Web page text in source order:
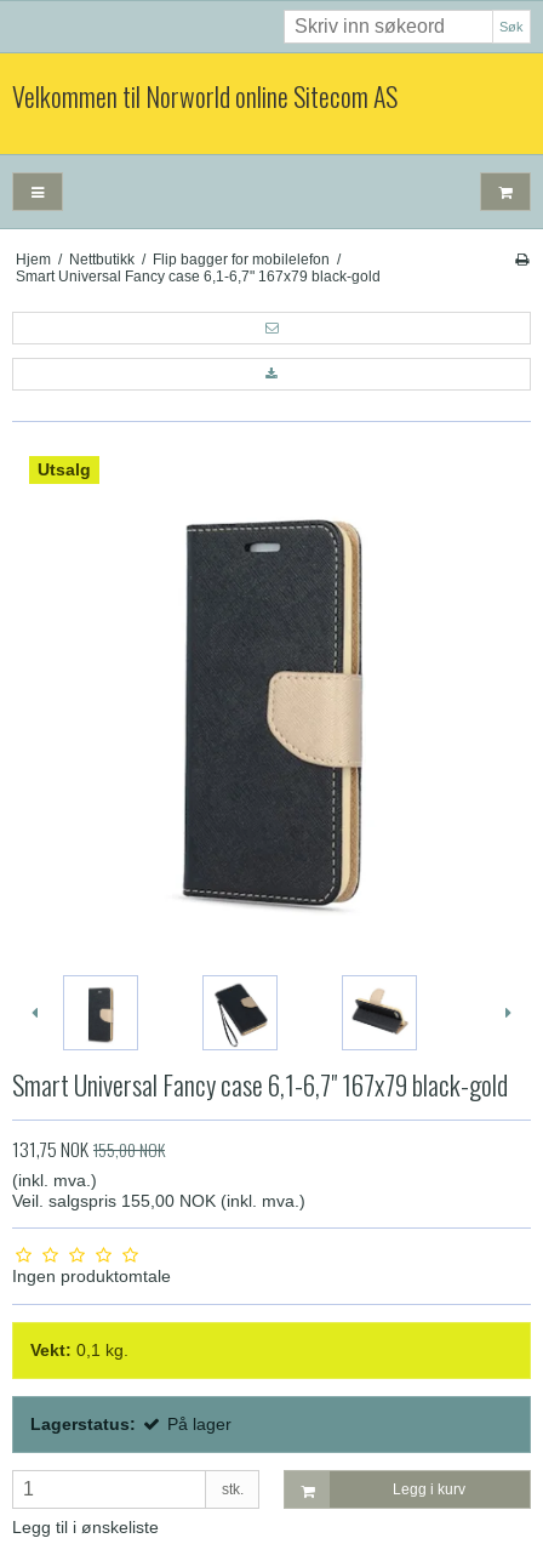
Søk
Velkommen til Norworld online Sitecom AS
Hjem / Nettbutikk / Flip bagger for mobilelefon /
Smart Universal Fancy case 6,1-6,7" 167x79 black-gold
Utsalg
Smart Universal Fancy case 6,1-6,7" 167x79 black-gold
131,75 NOK155,00 NOK
(inkl. mva.)
Veil. salgspris 155,00 NOK (inkl. mva.)
Ingen produktomtale
Vekt: 0,1 kg.
Lagerstatus: På lager
stk. Legg i kurv
Legg til i ønskeliste